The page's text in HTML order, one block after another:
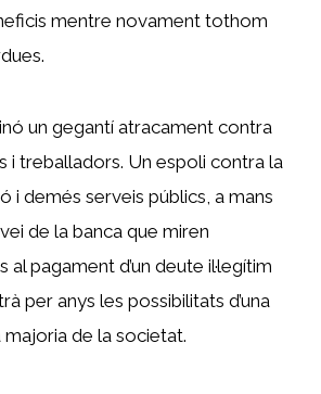
mentre novament tothom
un gegantí atracament contra
i treballadors. Un espoli contra la
i demés serveis públics, a mans
de la banca que miren
al pagament d’un deute il·legítim
per anys les possibilitats d’una
majoria de la societat.